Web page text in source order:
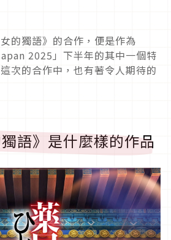
的獨語》的合作，便是作為
2025 」下半年的其中一個特
次的合作中，也有著令人期待的
語》是什麼樣的作品